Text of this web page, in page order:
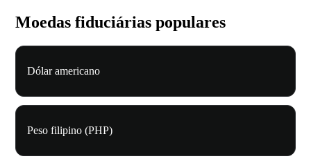
Moedas fiduciárias populares
Dólar americano
Peso filipino (PHP)